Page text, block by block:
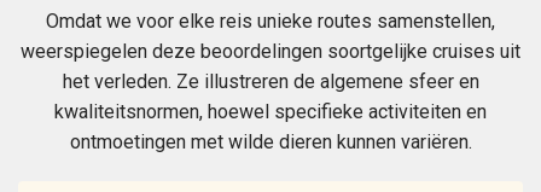
Omdat we voor elke reis unieke routes samenstellen,
weerspiegelen deze beoordelingen soortgelijke cruises uit
het verleden. Ze illustreren de algemene sfeer en
kwaliteitsnormen, hoewel specifieke activiteiten en
ontmoetingen met wilde dieren kunnen variëren.